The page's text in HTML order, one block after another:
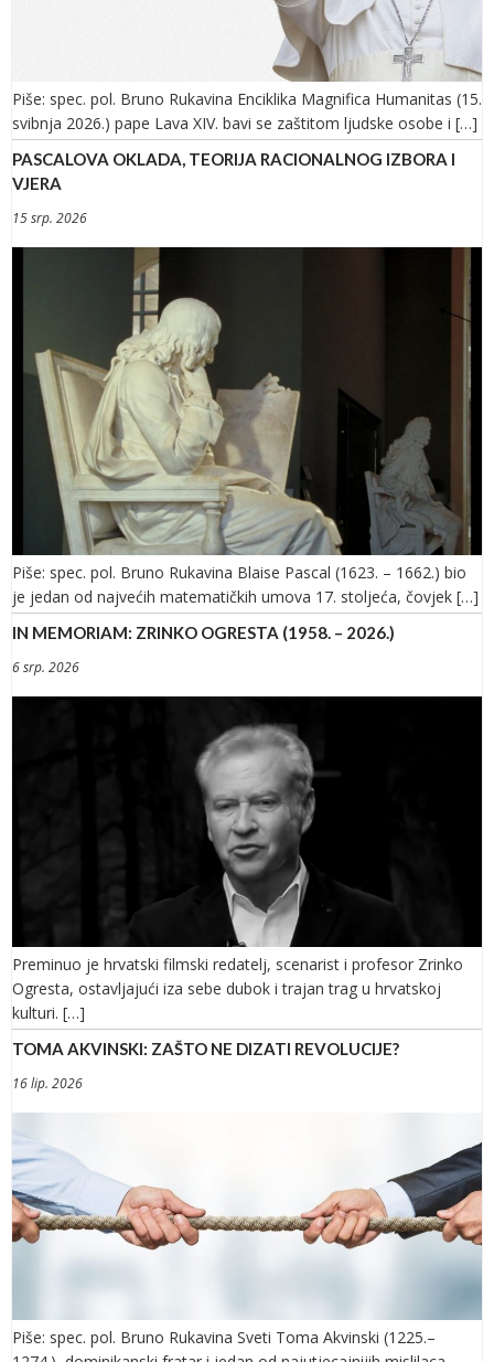
Piše: spec. pol. Bruno Rukavina Enciklika Magnifica Humanitas (15.
svibnja 2026.) pape Lava XIV. bavi se zaštitom ljudske osobe i […]
PASCALOVA OKLADA, TEORIJA RACIONALNOG IZBORA I
VJERA
15 srp. 2026
Piše: spec. pol. Bruno Rukavina Blaise Pascal (1623. – 1662.) bio
je jedan od najvećih matematičkih umova 17. stoljeća, čovjek […]
IN MEMORIAM: ZRINKO OGRESTA (1958. – 2026.)
6 srp. 2026
Preminuo je hrvatski filmski redatelj, scenarist i profesor Zrinko
Ogresta, ostavljajući iza sebe dubok i trajan trag u hrvatskoj
kulturi. […]
TOMA AKVINSKI: ZAŠTO NE DIZATI REVOLUCIJE?
16 lip. 2026
Piše: spec. pol. Bruno Rukavina Sveti Toma Akvinski (1225.–